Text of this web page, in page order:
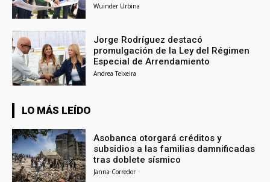
Wuinder Urbina
Jorge Rodríguez destacó
promulgación de la Ley del Régimen
Especial de Arrendamiento
Andrea Teixeira
LO MÁS LEÍDO
Asobanca otorgará créditos y
subsidios a las familias damnificadas
tras doblete sísmico
Janna Corredor